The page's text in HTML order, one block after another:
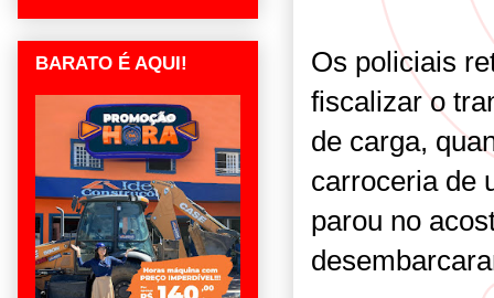
Os policiais
fiscalizar o
de carga,
carroceria de
parou no
BARATO É AQUI!